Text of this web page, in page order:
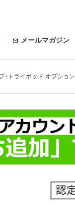
メールマガジン
+トライポッド オプション